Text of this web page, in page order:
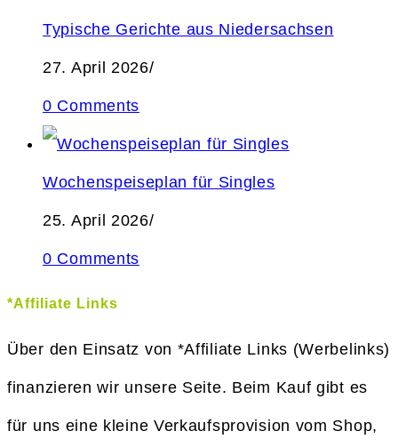
Typische Gerichte aus Niedersachsen
27. April 2026/
0 Comments
Wochenspeiseplan für Singles
25. April 2026/
0 Comments
*Affiliate Links
Über den Einsatz von *Affiliate Links (Werbelinks)
finanzieren wir unsere Seite. Beim Kauf gibt es
für uns eine kleine Verkaufsprovision vom Shop,